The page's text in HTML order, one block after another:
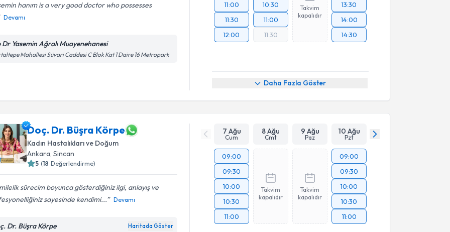
hanım is a very good doctor who possesses
Devamı
Dr Yasemin Ağralı Muayenehanesi
Mahallesi Süvari Caddesi C Blok Kat 1 Daire 16 Metropark
11:00
11:30
12:00
10:30
11:00
11:30
Takvim
kapalıdır
13:30
14:00
14:30
Daha Fazla Göster
Doç. Dr. Büşra Körpe
Kadın Hastalıkları ve Doğum
Ankara ,Sincan
5 (18 Değerlendirme)
sürecim boyunca gösterdiğiniz ilgi, anlayış ve
sayesinde kendimi...
Devamı
Dr. Büşra Körpe Haritada Göster
7 Ağu
Cum
8 Ağu
Cmt
9 Ağu
Paz
10 Ağu
Pzt
09:00
09:30
10:00
10:30
11:00
Takvim
kapalıdır
Takvim
kapalıdır
09:00
09:30
10:00
10:30
11:00